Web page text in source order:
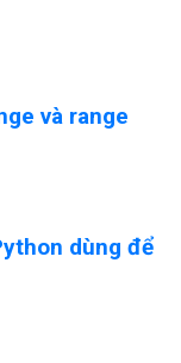
và range
dùng để